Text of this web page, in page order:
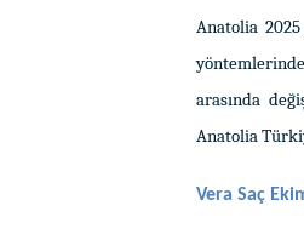
Anatolia
arasında
Anatolia
Vera Saç